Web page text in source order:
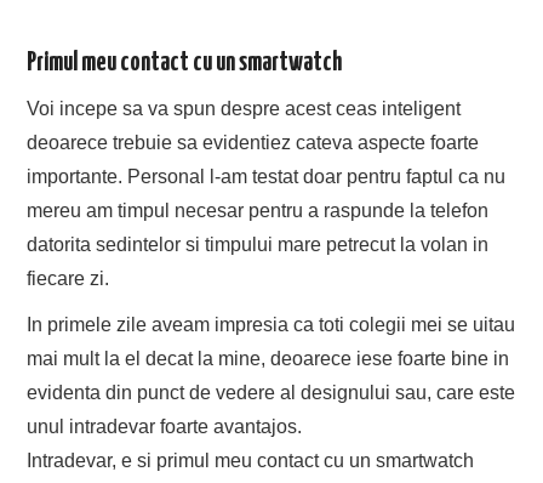
Primul meu contact cu un smartwatch
Voi incepe sa va spun despre acest ceas inteligent
deoarece trebuie sa evidentiez cateva aspecte foarte
importante. Personal l-am testat doar pentru faptul ca nu
mereu am timpul necesar pentru a raspunde la telefon
datorita sedintelor si timpului mare petrecut la volan in
fiecare zi.
In primele zile aveam impresia ca toti colegii mei se uitau
mai mult la el decat la mine, deoarece iese foarte bine in
evidenta din punct de vedere al designului sau, care este
unul intradevar foarte avantajos.
Intradevar, e si primul meu contact cu un smartwatch